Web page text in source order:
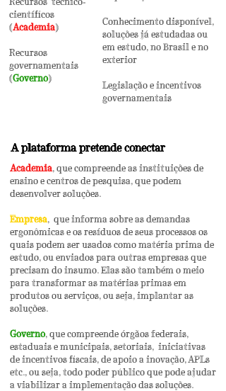
científicos
(Academia)
Recursos
governamentais
(Governo)
Conhecimento disponível,
soluções já estudadas ou
em estudo, no Brasil e no
exterior
Legislação e incentivos
governamentais
A plataforma pretende conectar
Academia, que compreende as instituições de
ensino e centros de pesquisa, que podem
desenvolver soluções.
Empresa, que informa sobre as demandas
ergonômicas e os resíduos de seus processos os
quais podem ser usados como matéria prima de
estudo, ou enviados para outras empresas que
precisam do insumo. Elas são também o meio
para transformar as matérias primas em
produtos ou serviços, ou seja, implantar as
soluções.
Governo, que compreende órgãos federais,
estaduais e municipais, setoriais, iniciativas
de incentivos fiscais, de apoio a inovação, APLs
etc., ou seja, todo poder público que pode ajudar
a viabilizar a implementação das soluções.